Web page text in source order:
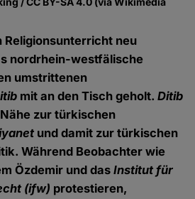
Religionsunterricht neu
nordrhein-westfälische
umstrittenen
mit an den Tisch geholt.Ditib
zur türkischen
und damit zur türkischen
Während Beobachter wie
Özdemir und dasInstitut für
(ifw) protestieren,